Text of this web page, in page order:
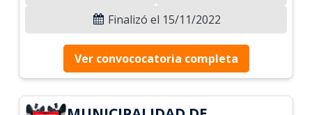
Finalizó el 15/11/2022
Ver convococatoria completa